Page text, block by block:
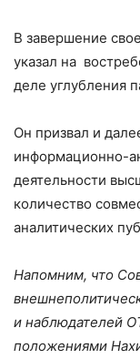
В завершение
указал на
деле углубления
Он призвал и
информационно-
деятельности
количество
аналитических
Напомним, что
и наблюдателей
положениями